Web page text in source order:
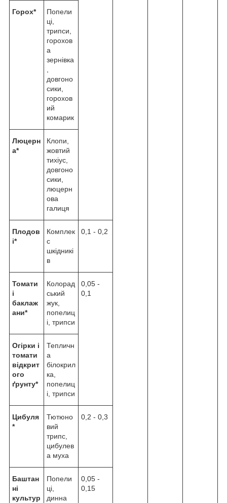
Горох*
Попели
ці,
трипси,
горохов
а
зернівка
довгоно
сики,
горохов
ий
комарик
Люцерн
а*
Клопи,
жовтий
тихіус,
довгоно
сики,
люцерн
ова
галиця
Плодов
і*
Комплек
с
шкідникі
в
0,1 - 0,2
Томати
і
баклаж
ани*
Колорад
ський
жук,
попелиц
і, трипси
0,05 -
0,1
Огірки і
томати
відкрит
ого
ґрунту*
Тепличн
а
білокрил
ка,
попелиц
і, трипси
Цибуля
*
Тютюно
вий
трипс,
цибулев
а муха
0,2 - 0,3
Баштан
ні
культур
Попели
ці,
динна
0,05 -
0,15